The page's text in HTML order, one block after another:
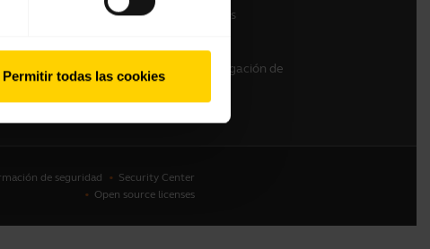
Permitir todas las cookies
Programa de Partners
Política de descatalogación de
empresarial
de seguridad
Security Center
Open source licenses